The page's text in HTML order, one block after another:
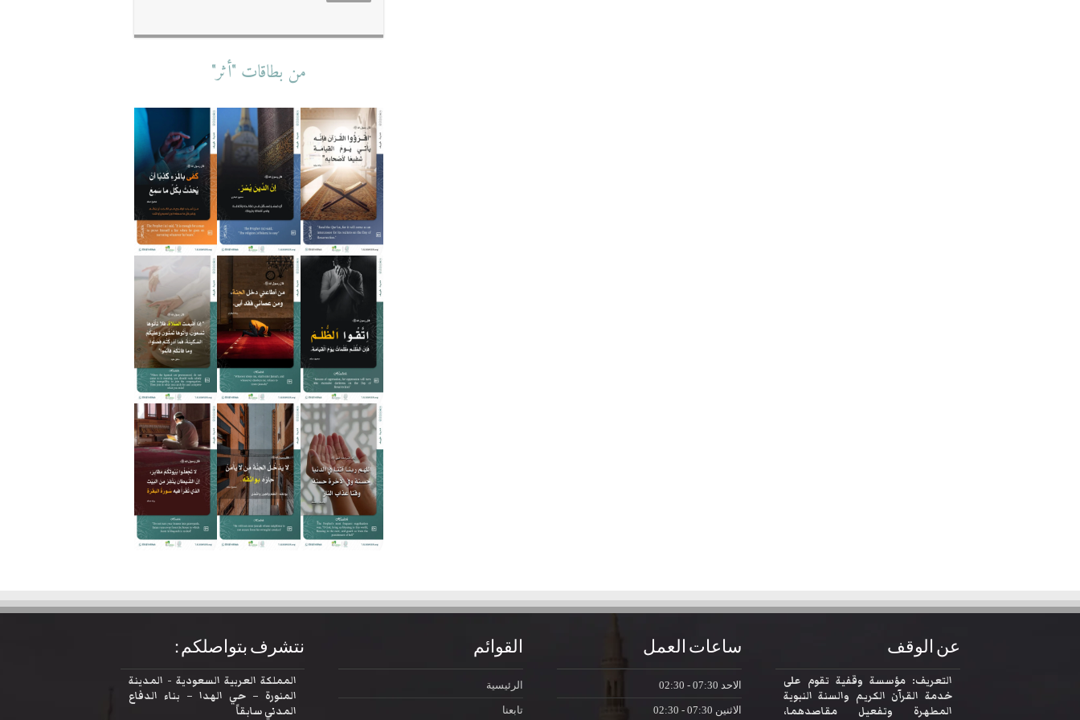
من بطاقات "أثر"
عن الوقف
التعريف: مؤسسة وقفية تقوم على
خدمة القرآن الكريم والسنة النبوية
المطهرة وتفعيل مقاصدهما،
ساعات العمل
الاحد
الاثنين
القوائم
الرئيسية
تابعنا
نتشرف بتواصلكم :
المملكة العربية السعودية - المدينة
المنورة – حي الهدا – بناء الدفاع
المدني سابقاً